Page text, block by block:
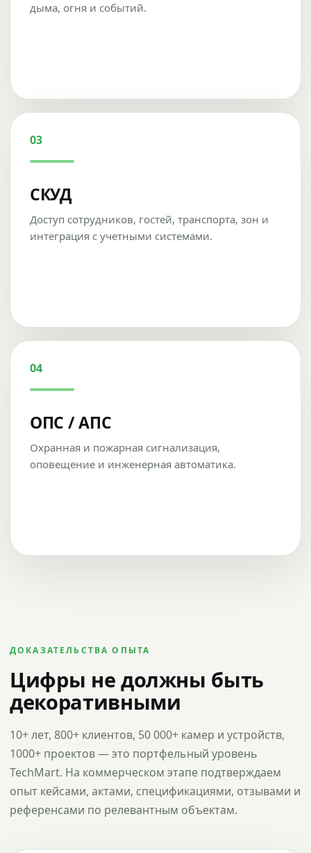
дыма, огня и событий.
03
СКУД
Доступ сотрудников, гостей, транспорта, зон и
интеграция с учетными системами.
04
ОПС / АПС
Охранная и пожарная сигнализация,
оповещение и инженерная автоматика.
ДОКАЗАТЕЛЬСТВА ОПЫТА
Цифры не должны быть
декоративными
10+ лет, 800+ клиентов, 50 000+ камер и устройств,
1000+ проектов — это портфельный уровень
TechMart. На коммерческом этапе подтверждаем
опыт кейсами, актами, спецификациями, отзывами и
референсами по релевантным объектам.